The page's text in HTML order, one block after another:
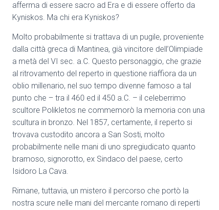
afferma di essere sacro ad Era e di essere offerto da
Kyniskos. Ma chi era Kyniskos?
Molto probabilmente si trattava di un pugile, proveniente
dalla città greca di Mantinea, già vincitore dell’Olimpiade
a metà del VI sec. a.C. Questo personaggio, che grazie
al ritrovamento del reperto in questione riaffiora da un
oblio millenario, nel suo tempo divenne famoso a tal
punto che – tra il 460 ed il 450 a.C. – il celeberrimo
scultore Polikletos ne commemorò la memoria con una
scultura in bronzo. Nel 1857, certamente, il reperto si
trovava custodito ancora a San Sosti, molto
probabilmente nelle mani di uno spregiudicato quanto
bramoso, signorotto, ex Sindaco del paese, certo
Isidoro La Cava.
Rimane, tuttavia, un mistero il percorso che portò la
nostra scure nelle mani del mercante romano di reperti